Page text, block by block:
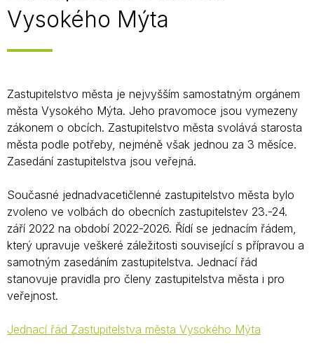
Vysokého Mýta
Zastupitelstvo města je nejvyšším samostatným orgánem
města Vysokého Mýta. Jeho pravomoce jsou vymezeny
zákonem o obcích. Zastupitelstvo města svolává starosta
města podle potřeby, nejméně však jednou za 3 měsíce.
Zasedání zastupitelstva jsou veřejná.
Současné jednadvacetičlenné zastupitelstvo města bylo
zvoleno ve volbách do obecních zastupitelstev 23.-24.
září 2022 na období 2022-2026. Řídí se jednacím řádem,
který upravuje veškeré záležitosti související s přípravou a
samotným zasedáním zastupitelstva. Jednací řád
stanovuje pravidla pro členy zastupitelstva města i pro
veřejnost.
Jednací řád Zastupitelstva města Vysokého Mýta